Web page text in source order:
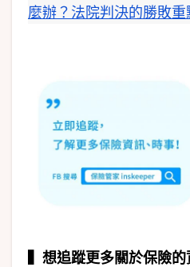
麼辦？法院判決的勝敗重
想追蹤更多關於保險